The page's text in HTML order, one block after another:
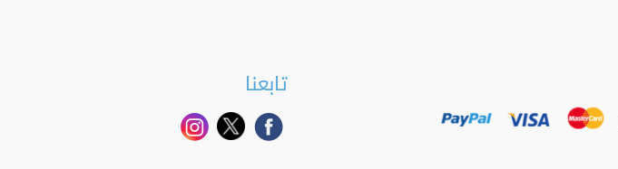
تابعنا